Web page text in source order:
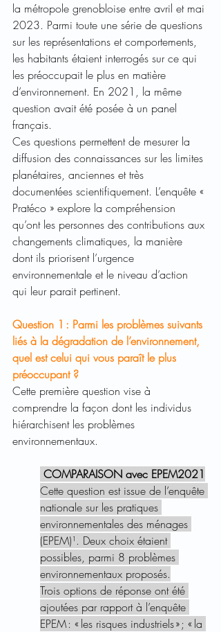
la métropole grenobloise entre avril et mai
2023. Parmi toute une série de questions
sur les représentations et comportements,
les habitants étaient interrogés sur ce qui
les préoccupait le plus en matière
d’environnement. En 2021, la même
question avait été posée à un panel
français.
Ces questions permettent de mesurer la
diffusion des connaissances sur les limites
planétaires, anciennes et très
documentées scientifiquement. L’enquête «
Pratéco » explore la compréhension
qu’ont les personnes des contributions aux
changements climatiques, la manière
dont ils priorisent l’urgence
environnementale et le niveau d’action
qui leur parait pertinent.
Question 1 : Parmi les problèmes suivants
liés à la dégradation de l’environnement,
quel est celui qui vous paraît le plus
préoccupant ?
Cette première question vise à
comprendre la façon dont les individus
hiérarchisent les problèmes
environnementaux.
COMPARAISON avec EPEM2021
Cette question est issue de l’enquête
nationale sur les pratiques
environnementales des ménages
(EPEM)¹. Deux choix étaient
possibles, parmi 8 problèmes
environnementaux proposés.
Trois options de réponse ont été
ajoutées par rapport à l’enquête
EPEM : « les risques industriels » ; « la